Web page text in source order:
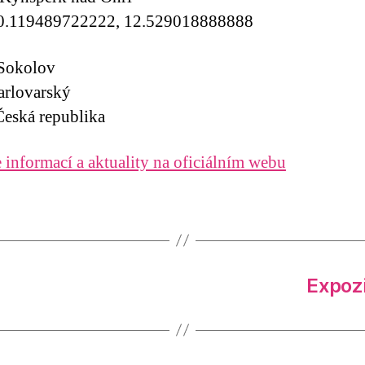
12.529018888888
republika
informací a aktuality na oficiálním webu